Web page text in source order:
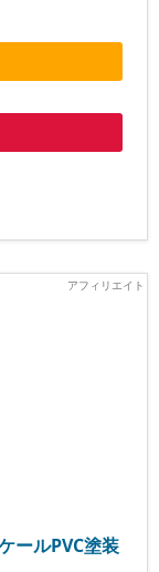
ールPVC塗装